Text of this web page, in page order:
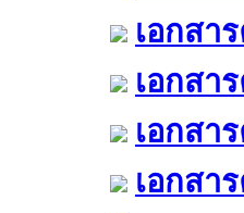
เอกสา
เอกสา
เอกสา
เอกสา